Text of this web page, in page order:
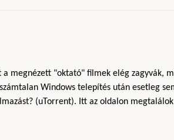
megnézett "oktató" filmek elég zagyvák,
Windows telepítés után esetleg
(uTorrent). Itt az oldalon